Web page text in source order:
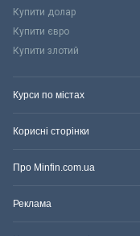
Купити долар
Купити євро
Купити злотий
Курси по містах
Корисні сторінки
Про Minfin.com.ua
Реклама